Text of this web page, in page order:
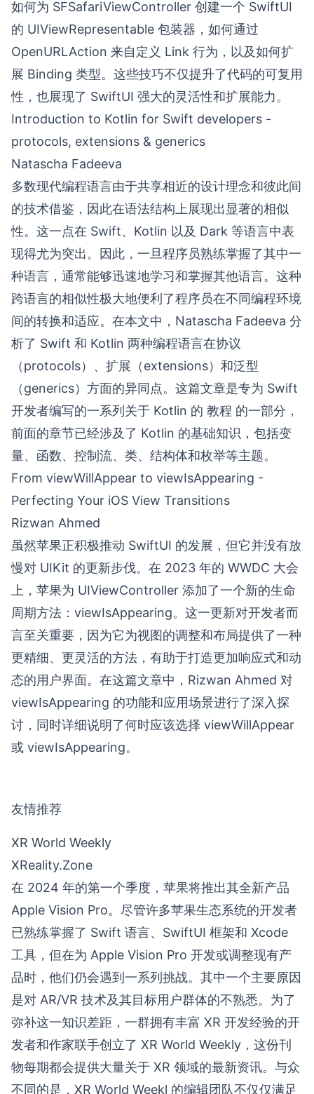
如何为 SFSafariViewController 创建一个 SwiftUI
的 UIViewRepresentable 包装器，如何通过
OpenURLAction 来自定义 Link 行为，以及如何扩
展 Binding 类型。这些技巧不仅提升了代码的可复用
性，也展现了 SwiftUI 强大的灵活性和扩展能力。
Introduction to Kotlin for Swift developers -
protocols, extensions & generics
Natascha Fadeeva
多数现代编程语言由于共享相近的设计理念和彼此间
的技术借鉴，因此在语法结构上展现出显著的相似
性。这一点在 Swift、Kotlin 以及 Dark 等语言中表
现得尤为突出。因此，一旦程序员熟练掌握了其中一
种语言，通常能够迅速地学习和掌握其他语言。这种
跨语言的相似性极大地便利了程序员在不同编程环境
间的转换和适应。在本文中，Natascha Fadeeva 分
析了 Swift 和 Kotlin 两种编程语言在协议
（protocols）、扩展（extensions）和泛型
（generics）方面的异同点。这篇文章是专为 Swift
开发者编写的一系列关于 Kotlin 的 教程 的一部分，
前面的章节已经涉及了 Kotlin 的基础知识，包括变
量、函数、控制流、类、结构体和枚举等主题。
From viewWillAppear to viewIsAppearing -
Perfecting Your iOS View Transitions
Rizwan Ahmed
虽然苹果正积极推动 SwiftUI 的发展，但它并没有放
慢对 UIKit 的更新步伐。在 2023 年的 WWDC 大会
上，苹果为 UIViewController 添加了一个新的生命
周期方法：viewIsAppearing。这一更新对开发者而
言至关重要，因为它为视图的调整和布局提供了一种
更精细、更灵活的方法，有助于打造更加响应式和动
态的用户界面。在这篇文章中，Rizwan Ahmed 对
viewIsAppearing 的功能和应用场景进行了深入探
讨，同时详细说明了何时应该选择 viewWillAppear
或 viewIsAppearing。
友情推荐
XR World Weekly
XReality.Zone
在 2024 年的第一个季度，苹果将推出其全新产品
Apple Vision Pro。尽管许多苹果生态系统的开发者
已熟练掌握了 Swift 语言、SwiftUI 框架和 Xcode
工具，但在为 Apple Vision Pro 开发或调整现有产
品时，他们仍会遇到一系列挑战。其中一个主要原因
是对 AR/VR 技术及其目标用户群体的不熟悉。为了
弥补这一知识差距，一群拥有丰富 XR 开发经验的开
发者和作家联手创立了 XR World Weekly，这份刊
物每期都会提供大量关于 XR 领域的最新资讯。与众
不同的是，XR World Weekl 的编辑团队不仅仅满足